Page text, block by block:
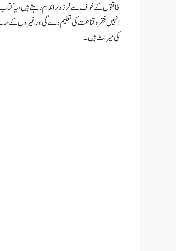
طاقتوں کے خوف سے لرزہ براندام رہتے ہیں، یہ
انہیں فقر و قناعت کی تعلیم دے گی اور غیروں کے
کی میراث ہیں۔